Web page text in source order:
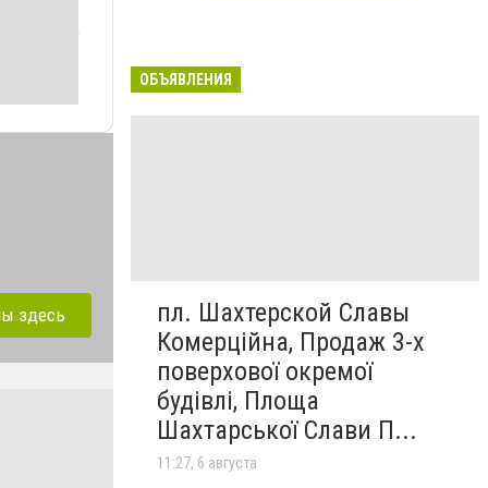
здесь
ОБЪЯВЛЕНИЯ
пл. Шахтерской Славы
Комерційна, Продаж 3-х
поверхової окремої
будівлі, Площа
Шахтарської Слави П...
11:27, 6 августа